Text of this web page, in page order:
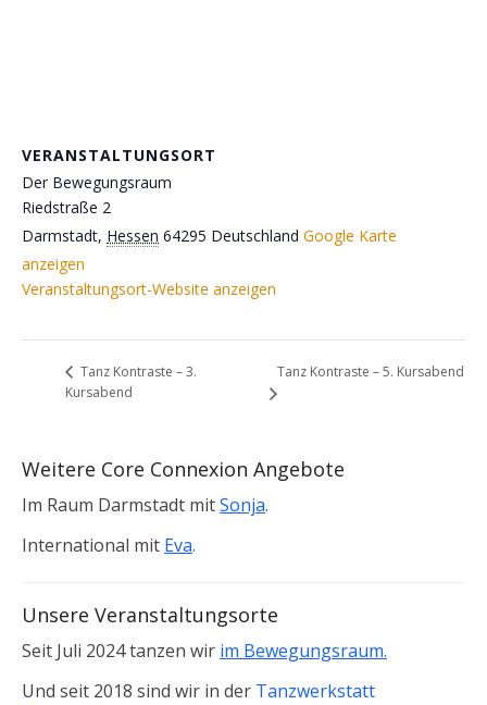
VERANSTALTUNGSORT
Der Bewegungsraum
Riedstraße 2
Darmstadt, Hessen 64295 Deutschland Google Karte
anzeigen
Veranstaltungsort-Website anzeigen
Tanz Kontraste – 3.
Kursabend
Tanz Kontraste – 5. Kursabend
Weitere Core Connexion Angebote
Im Raum Darmstadt mitSonja.
International mit Eva.
Unsere Veranstaltungsorte
Seit Juli 2024 tanzen wir im Bewegungsraum.
Und seit 2018 sind wir in der Tanzwerkstatt